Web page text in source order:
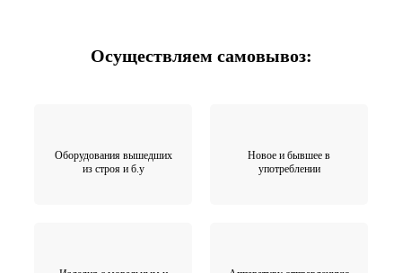
Осуществляем самовывоз:
Оборудования вышедших
из строя и б.у
Новое и бывшее в
употреблении